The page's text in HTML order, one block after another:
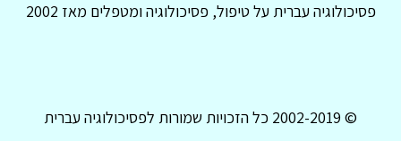
פסיכולוגיה עברית על טיפול, פסיכולוגיה ומטפלים מאז 2002
© 2002-2019 כל הזכויות שמורות לפסיכולוגיה עברית